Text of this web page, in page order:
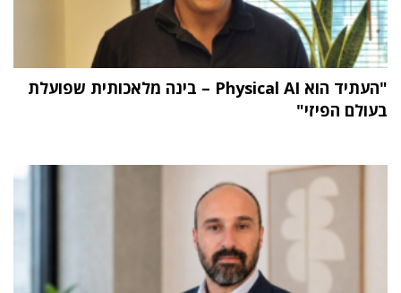
"העתיד הוא Physical AI – בינה מלאכותית שפועלת
בעולם הפיזי"